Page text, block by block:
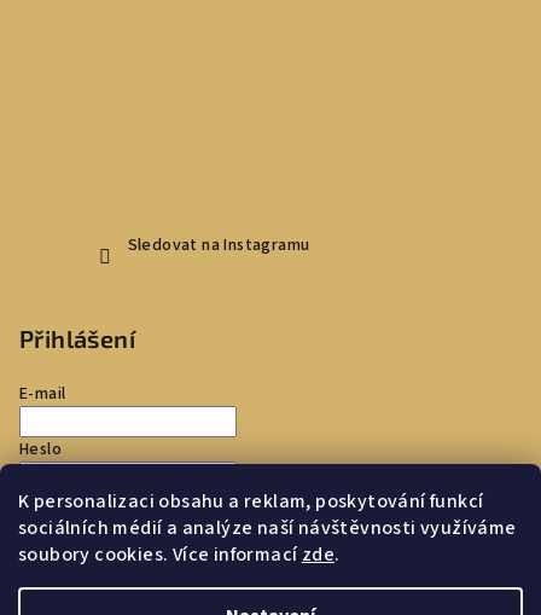
K personalizaci obsahu a reklam, poskytování funkcí
sociálních médií a analýze naší návštěvnosti využíváme
soubory cookies. Více informacízde.
Sledovat na Instagramu
Přihlášení
E-mail
Heslo
Přihlásit se
Nová registraceZapomenuté heslo